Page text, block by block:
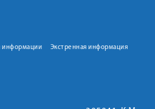
информации Экстренная информация